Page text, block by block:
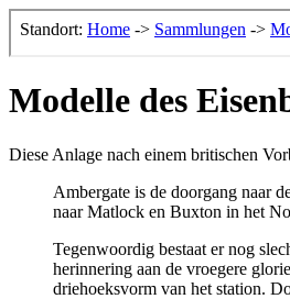
Modelle des
Diese Anlage nach einem britischen
Ambergate is de doorgang naar
naar Matlock en Buxton in het
Tegenwoordig bestaat er nog
herinnering aan de vroegere
driehoeksvorm van het station.